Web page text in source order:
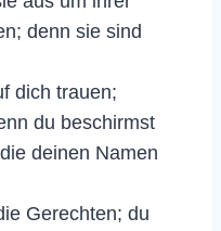
denn sie sind
dich trauen;
du beschirmst
deinen Namen
Gerechten; du